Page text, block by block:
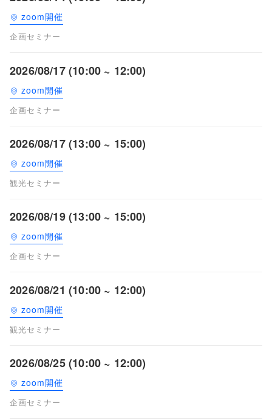
zoom開催
企画セミナー
2026/08/17 (10:00 ~ 12:00)
zoom開催
企画セミナー
2026/08/17 (13:00 ~ 15:00)
zoom開催
観光セミナー
2026/08/19 (13:00 ~ 15:00)
zoom開催
企画セミナー
2026/08/21 (10:00 ~ 12:00)
zoom開催
観光セミナー
2026/08/25 (10:00 ~ 12:00)
zoom開催
企画セミナー